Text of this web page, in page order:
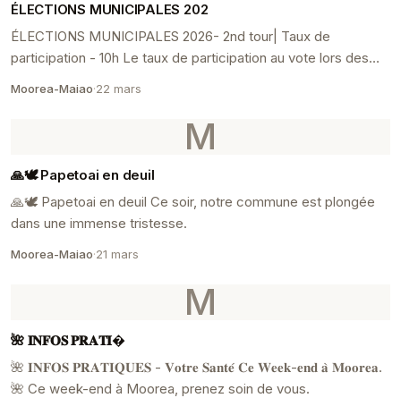
ÉLECTIONS MUNICIPALES 202
ÉLECTIONS MUNICIPALES 2026- 2nd tour| Taux de
participation - 10h Le taux de participation au vote lors des
Moorea-Maiao·22 mars
M
🙏🕊️ Papetoai en deuil
🙏🕊️ Papetoai en deuil Ce soir, notre commune est plongée
dans une immense tristesse.
Moorea-Maiao·21 mars
M
🌺 𝐈𝐍𝐅𝐎𝐒 𝐏𝐑𝐀𝐓𝐈�
🌺 𝐈𝐍𝐅𝐎𝐒 𝐏𝐑𝐀𝐓𝐈𝐐𝐔𝐄𝐒 - 𝐕𝐨𝐭𝐫𝐞 𝐒𝐚𝐧𝐭𝐞́ 𝐂𝐞 𝐖𝐞𝐞𝐤-𝐞𝐧𝐝 𝐚̀ 𝐌𝐨𝐨𝐫𝐞𝐚.
🌺 Ce week-end à Moorea, prenez soin de vous.